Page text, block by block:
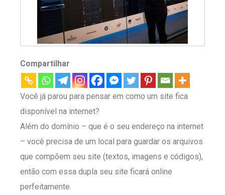
Compartilhar
Você já parou para pensar em como um site fica
disponível na internet?
Além do domínio – que é o seu endereço na internet
– você precisa de um local para guardar os arquivos
que compõem seu site (textos, imagens e códigos),
então com essa dupla seu site ficará online
perfeitamente.